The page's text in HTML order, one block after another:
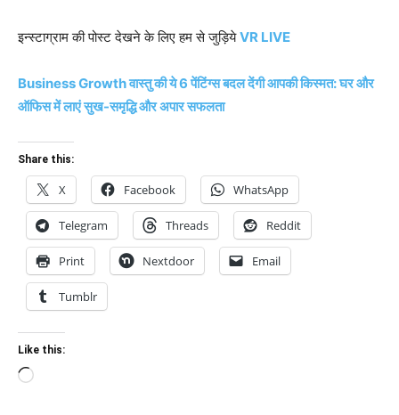
इन्स्टाग्राम की पोस्ट देखने के लिए हम से जुड़ियेVR LIVE
Business Growth वास्तु की ये 6 पेंटिंग्स बदल देंगी आपकी किस्मत: घर और
ऑफिस में लाएं सुख-समृद्धि और अपार सफलता
Share this:
X Facebook WhatsApp
Telegram Threads Reddit
Print Nextdoor Email
Tumblr
Like this:
Loading…